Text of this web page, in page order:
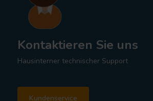
Kontaktieren Sie uns
Hausinterner technischer Support
Kundenservice